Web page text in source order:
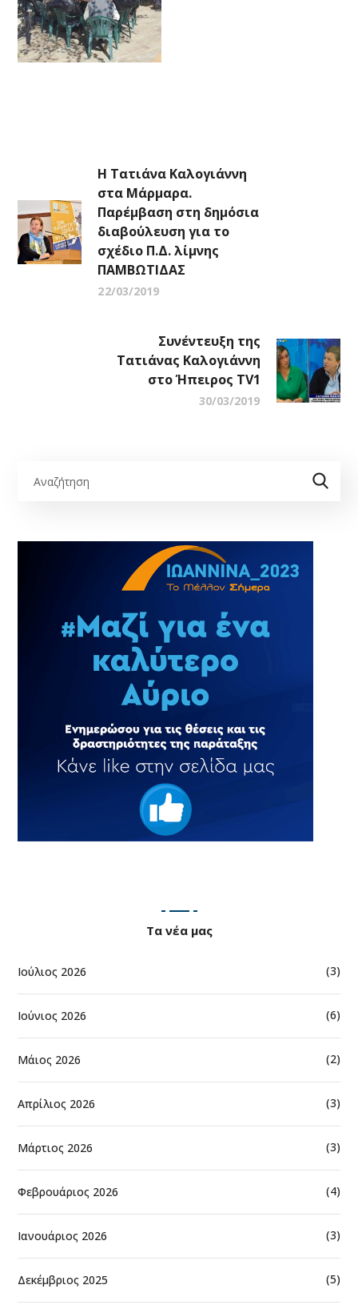
Η Τατιάνα Καλογιάννη
στα Μάρμαρα.
Παρέμβαση στη δημόσια
διαβούλευση για το
σχέδιο Π.Δ. λίμνης
ΠΑΜΒΩΤΙΔΑΣ
22/03/2019
Συνέντευξη της
Τατιάνας Καλογιάννη
στο Ήπειρος TV1
30/03/2019
Τα νέα μας
Ιούλιος 2026 (3)
Ιούνιος 2026 (6)
Μάιος 2026 (2)
Απρίλιος 2026 (3)
Μάρτιος 2026 (3)
Φεβρουάριος 2026 (4)
Ιανουάριος 2026 (3)
Δεκέμβριος 2025 (5)